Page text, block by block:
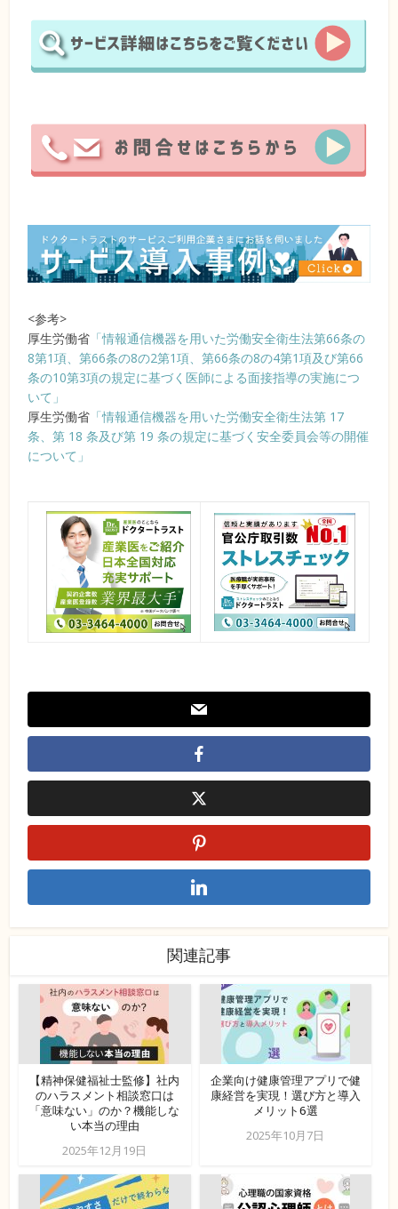
<参考>
厚生労働省 「情報通信機器を用いた労働安全衛生法第66条の
8第1項、第66条の8の2第1項、第66条の8の4第1項及び第66
条の10第3項の規定に基づく医師による面接指導の実施につ
いて」
厚生労働省 「情報通信機器を用いた労働安全衛生法第 17
条、第 18 条及び第 19 条の規定に基づく安全委員会等の開催
について」
関連記事
【精神保健福祉士監修】社内
のハラスメント相談窓口は
「意味ない」のか？機能しな
い本当の理由
2025年12月19日
企業向け健康管理アプリで健
康経営を実現！選び方と導入
メリット6選
2025年10月7日